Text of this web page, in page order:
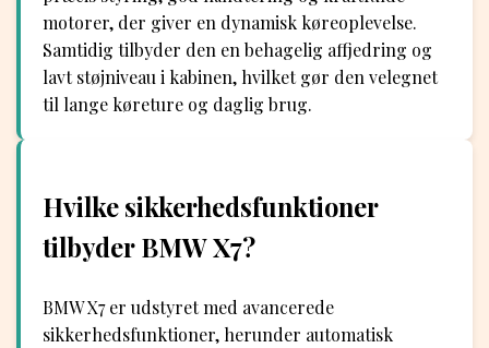
motorer, der giver en dynamisk køreoplevelse.
Samtidig tilbyder den en behagelig affjedring og
lavt støjniveau i kabinen, hvilket gør den velegnet
til lange køreture og daglig brug.
Hvilke sikkerhedsfunktioner
tilbyder BMW X7?
BMW X7 er udstyret med avancerede
sikkerhedsfunktioner, herunder automatisk